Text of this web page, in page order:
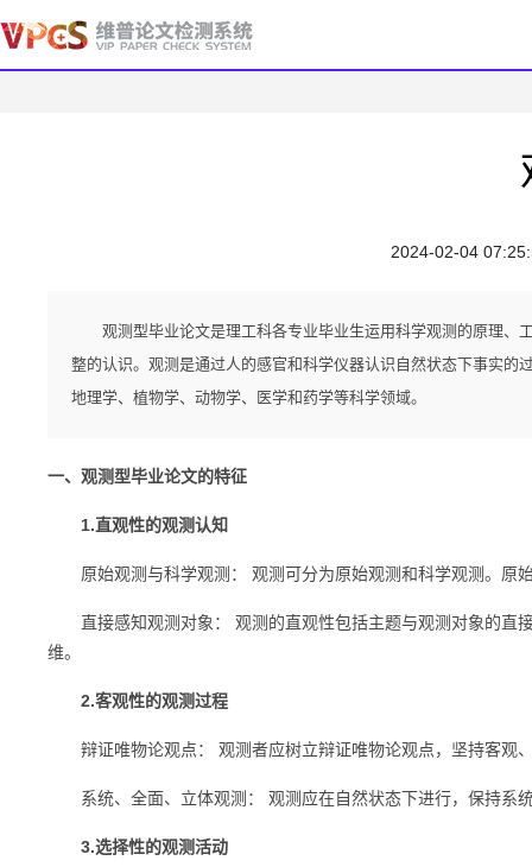
2024-02-04
观测型毕业论文是理工科各专业毕业生运用科学观测的原理、
整的认识。观测是通过人的感官和科学仪器认识自然状态下事实
地理学、植物学、动物学、医学和药学等科学领域。
一、观测型毕业论文的特征
1.直观性的观测认知
原始观测与科学观测： 观测可分为原始观测和科学观测。原
直接感知观测对象： 观测的直观性包括主题与观测对象的直
维。
2.客观性的观测过程
辩证唯物论观点： 观测者应树立辩证唯物论观点，坚持客观
系统、全面、立体观测： 观测应在自然状态下进行，保持系
3.选择性的观测活动